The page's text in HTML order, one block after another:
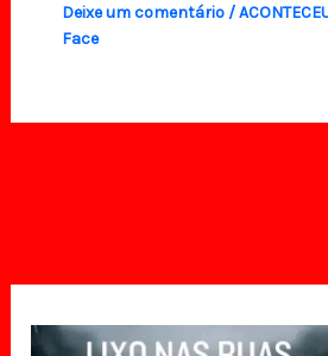
Deixe um comentário /
Face